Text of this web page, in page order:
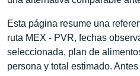
Esta página resume una
ruta MEX - PVR, fechas
seleccionada, plan de
persona y total estimado.